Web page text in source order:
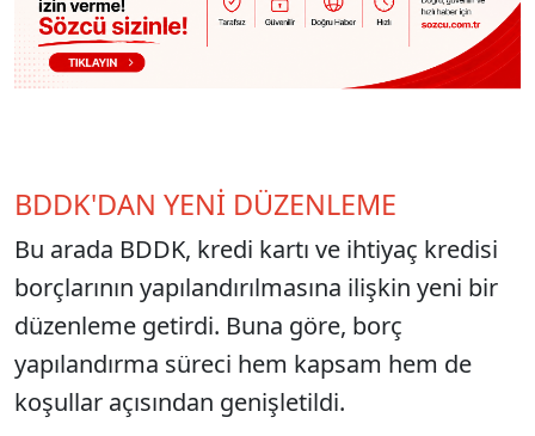
BDDK'DAN YENİ DÜZENLEME
Bu arada BDDK, kredi kartı ve ihtiyaç kredisi
borçlarının yapılandırılmasına ilişkin yeni bir
düzenleme getirdi. Buna göre, borç
yapılandırma süreci hem kapsam hem de
koşullar açısından genişletildi.